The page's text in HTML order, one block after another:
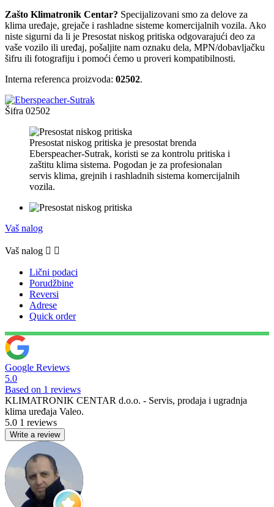
Zašto Klimatronik Centar? Specijalizovani smo za delove za
klima uređaje, grejače i rashladne sisteme komercijalnih vozila. Ako
niste sigurni da li je Presostat niskog pritiska odgovarajući deo za
vaše vozilo ili uređaj, pošaljite nam oznaku dela, MPN/dobavljačku
šifru ili fotografiju i pomoći ćemo u proveri kompatibilnosti.
Interna referenca proizvoda: 02502.
Šifra 02502
Presostat niskog pritiska je presostat brenda
Eberspeacher-Sutrak, koristi se za kontrolu pritiska i
zaštitu klima sistema. Pogodan je za profesionalan
servis klima, grejnih i rashladnih sistema komercijalnih
vozila.
Vaš nalog
Vaš nalog  
Lični podaci
Porudžbine
Reversi
Adrese
Quick order
Google Reviews
5.0
Based on 1 reviews
KLIMATRONIK CENTAR d.o.o. - Servis, prodaja i ugradnja
klima uređaja Valeo.
5.0 1 reviews
Write a review